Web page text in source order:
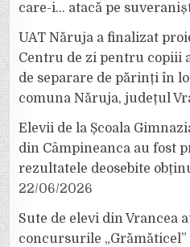
care-i… atacă pe
UAT Năruja a finalizat
Centru de zi pentru copiii
de separare de părinți în
comuna Năruja, județul
Elevii de la Școala
din Câmpineanca au fost
rezultatele deosebite
22/06/2026
Sute de elevi din Vrancea
concursurile „Grămăticel”